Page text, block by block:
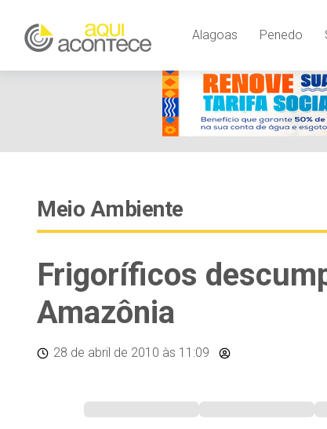
Alagoas Penedo
Meio Ambiente
Frigoríficos
Amazônia
28 de abril de 2010 às 11:09